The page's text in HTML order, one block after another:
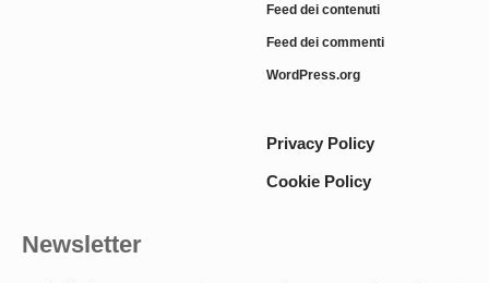
Feed dei contenuti
Feed dei commenti
WordPress.org
Privacy Policy
Cookie Policy
Newsletter